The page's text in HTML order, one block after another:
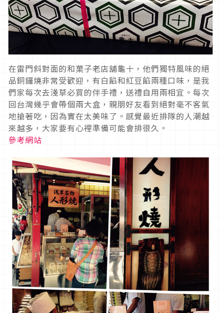
在雷門斜對面的和菓子老店舖龜十，他們獨特風味的絕
品銅鑼燒非常受歡迎，有白餡和紅豆餡兩種口味，是我
們家每次去淺草必買的伴手禮，送禮自用兩相宜。每次
回台灣幾乎會帶個兩大盒，親朋好友看到絕對毫不客氣
地搶著吃，因為實在太美味了。感覺最近排隊的人潮越
來越多，大家要有心裡準備可能會排很久。
參考網站